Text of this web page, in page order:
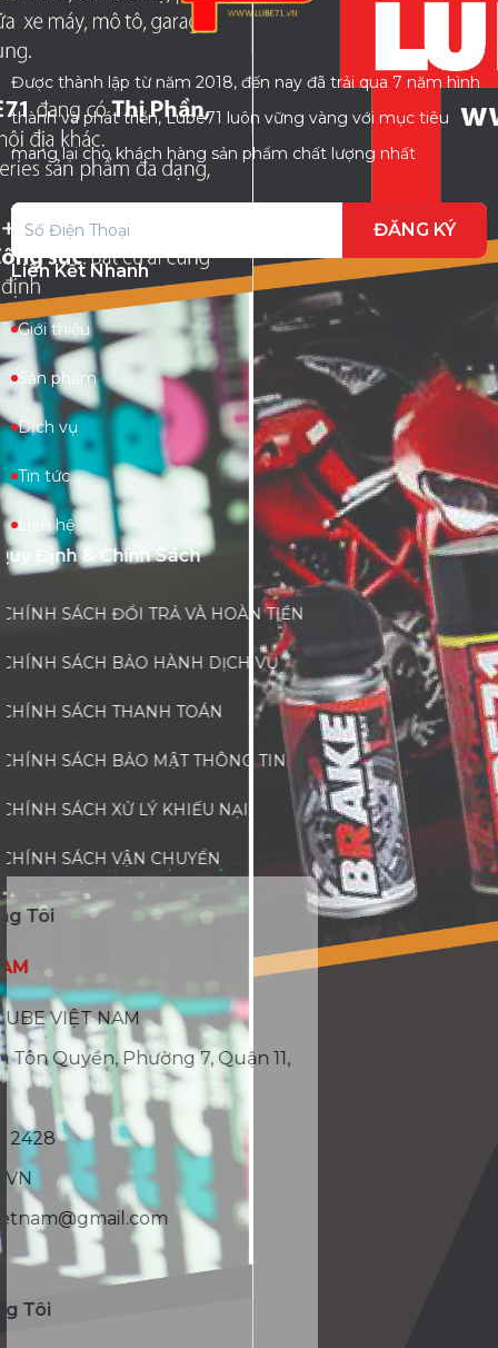
Được thành lập từ năm 2018, đến nay đã trải qua 7 năm hình
thành và phát triển, Lube71 luôn vững vàng với mục tiêu
mang lại cho khách hàng sản phẩm chất lượng nhất
ĐĂNG KÝ
Liên Kết Nhanh
Giới thiệu
Sản phẩm
Dịch vụ
Tin tức
Liên hệ
Quy Định & Chính Sách
CHÍNH SÁCH ĐỔI TRẢ VÀ HOÀN TIỀN
CHÍNH SÁCH BẢO HÀNH DỊCH VỤ
CHÍNH SÁCH THANH TOÁN
CHÍNH SÁCH BẢO MẬT THÔNG TIN
CHÍNH SÁCH XỬ LÝ KHIẾU NẠI
CHÍNH SÁCH VẬN CHUYỂN
Liên Hệ Với Chúng Tôi
LUBE 71 VIỆT NAM
CTY TNHH WINLUBE VIỆT NAM
Địa chỉ: 175/83 Hà Tôn Quyền, Phường 7, Quận 11,
TP.HCM
Liên hệ: 08 8888 2428
Website: LUBE71.VN
Email: winlubevietnam@gmail.com
Kết Nối Với Chúng Tôi